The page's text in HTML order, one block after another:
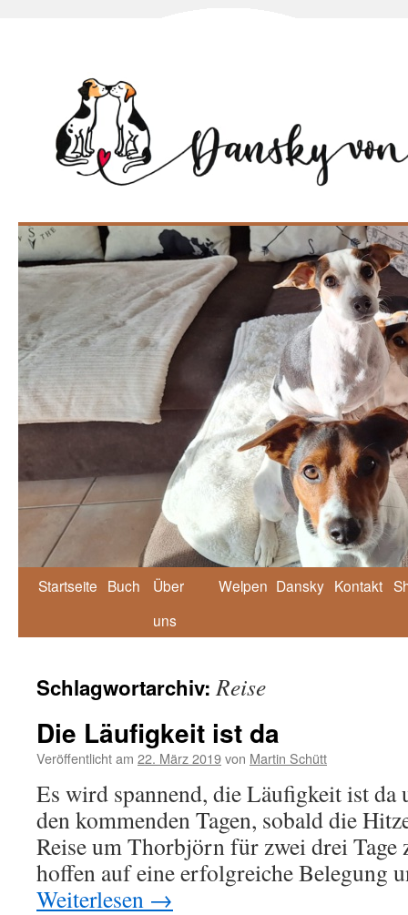
Zum
Startseite Buch
Über
uns
Welpen Dansky Kontakt
Schlagwortarchiv:Reise
Die Läufigkeit ist da
Veröffentlicht am 22. März 2019von Martin Schütt
Es wird spannend, die Läufigkeit ist da
den kommenden Tagen, sobald die
Reise um Thorbjörn für zwei drei Tage
hoffen auf eine erfolgreiche Belegung
Weiterlesen →